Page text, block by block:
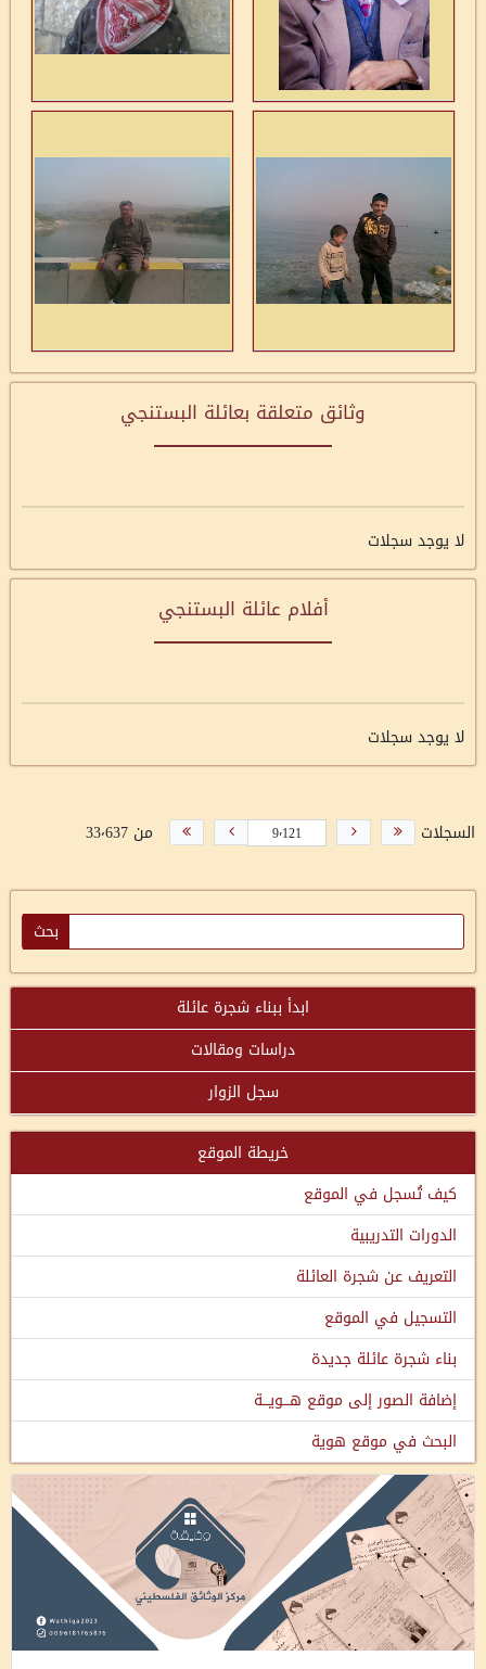
وثائق متعلقة بعائلة البستنجي
لا يوجد سجلات
أفلام عائلة البستنجي
لا يوجد سجلات
السجلات من 33٬637
ابدأ ببناء شجرة عائلة
دراسات ومقالات
سجل الزوار
خريطة الموقع
كيف تُسجل في الموقع
الدورات التدريبية
التعريف عن شجرة العائلة
التسجيل في الموقع
بناء شجرة عائلة جديدة
إضافة الصور إلى موقع هـــويـــة
البحث في موقع هوية